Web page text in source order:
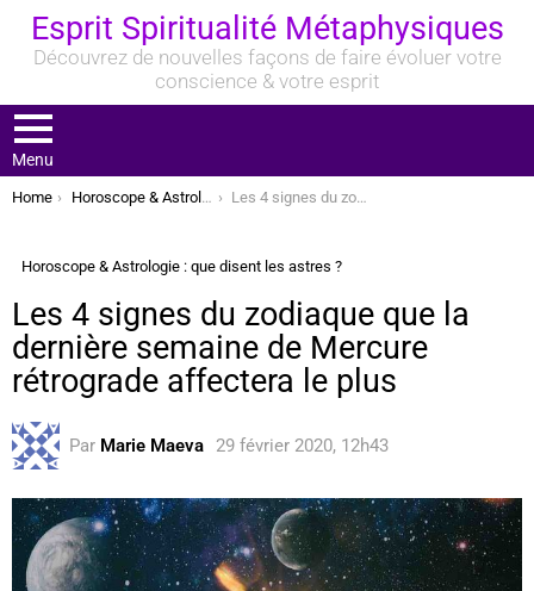
Esprit Spiritualité Métaphysiques
Découvrez de nouvelles façons de faire évoluer votre
conscience & votre esprit
Menu
You are here:
Home Horoscope & Astrologie : que disent les astres ? Les 4 signes du zodiaque que la dernière semaine de Mercure rétrograde affectera le plus
Horoscope & Astrologie : que disent les astres ?
Les 4 signes du zodiaque que la
dernière semaine de Mercure
rétrograde affectera le plus
Par Marie Maeva 29 février 2020, 12h43